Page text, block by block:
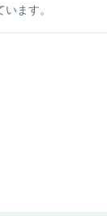
ます。